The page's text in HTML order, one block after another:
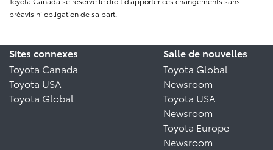
préavis ni obligation de sa part.
Sites connexes
Toyota Canada
Toyota USA
Toyota Global
Salle de nouvelles
Toyota Global
Newsroom
Toyota USA
Newsroom
Toyota Europe
Newsroom